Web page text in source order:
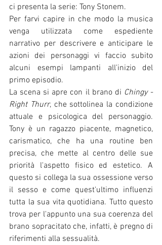
ci presenta la serie: Tony Stonem.
Per farvi capire in che modo la musica
venga utilizzata come espediente
narrativo per descrivere e anticipare le
azioni dei personaggi vi faccio subito
alcuni esempi lampanti all'inizio del
primo episodio.
La scena si apre con il brano di Chingy -
Right Thurr, che sottolinea la condizione
attuale e psicologica del personaggio.
Tony è un ragazzo piacente, magnetico,
carismatico, che ha una routine ben
precisa, che mette al centro delle sue
priorità l'aspetto fisico ed estetico. A
questo si collega la sua ossessione verso
il sesso e come quest'ultimo influenzi
tutta la sua vita quotidiana. Tutto questo
trova per l'appunto una sua coerenza del
brano sopracitato che, infatti, è pregno di
riferimenti alla sessualità.